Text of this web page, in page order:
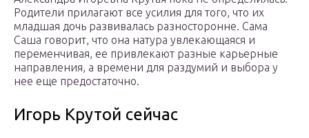
Родители прилагают все усилия для того, что их
младшая дочь развивалась разносторонне. Сама
Саша говорит, что она натура увлекающаяся и
переменчивая, ее привлекают разные карьерные
направления, а времени для раздумий и выбора у
нее еще предостаточно.
Игорь Крутой сейчас